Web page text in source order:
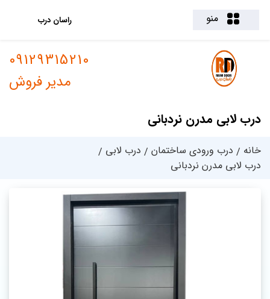
منو راسان درب
درب لابی مدرن نردبانی
09129315210
مدیر فروش
خانه درب ورودی ساختمان
درب لابی
درب لابی مدرن نردبانی